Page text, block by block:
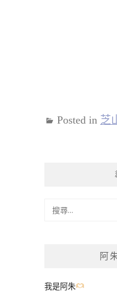
Posted in 芝
阿
我是阿朱